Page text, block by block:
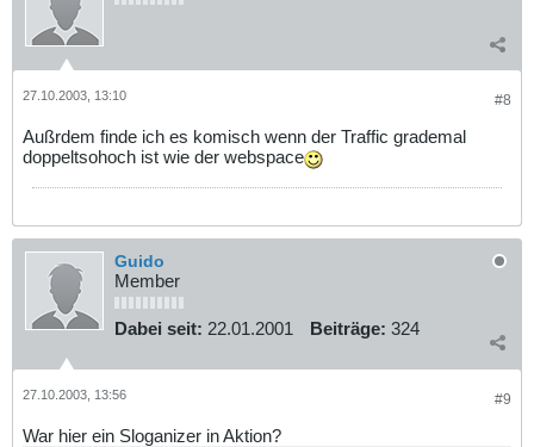
#8
27.10.2003, 13:10
Außrdem finde ich es komisch wenn der Traffic grademal
doppeltsohoch ist wie der webspace
Guido
Member
Dabei seit: 22.01.2001 Beiträge: 324
#9
27.10.2003, 13:56
War hier ein Sloganizer in Aktion?